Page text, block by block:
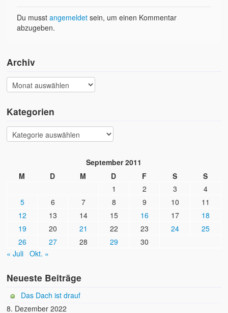
Du musstangemeldet sein, um einen Kommentar
abzugeben.
Archiv
Kategorien
September 2011
M
D M D F S
S
1
2 3
4
5
6 7 8 9 10
11
12
13 14 15 16 17
18
19
20 21 22 23 24
25
26
27 28 29
30
« Juli
Okt. »
Neueste Beiträge
Das Dach ist drauf
8. Dezember 2022